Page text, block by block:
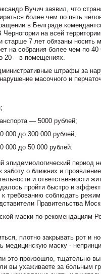
Вучич заявил, что
более чем по пять
в Белграде
на всей
7 лет обязаны носить
на собрания более чем по 40
20 – в помещениях.
штрафы за
масочного и
— 5000 рублей;
000 до 300 000 рублей;
000 до 50 000 рублей.
эпидемиологический период
о ближних и
и ответственности
пройти быстро и
требованию соблюдать
Правительства
маски по рекомендациям
плотно закрывать рот и
медицинскую маску -
это произошло, тщательно
вы ухаживаете за больным